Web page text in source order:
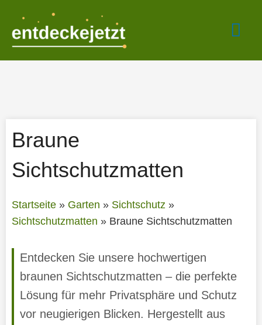
springen
Braune
Sichtschutzmatten
Startseite» Garten » Sichtschutz»
Sichtschutzmatten » Braune Sichtschutzmatten
Entdecken Sie unsere hochwertigen
braunen Sichtschutzmatten – die perfekte
Lösung für mehr Privatsphäre und Schutz
vor neugierigen Blicken. Hergestellt aus